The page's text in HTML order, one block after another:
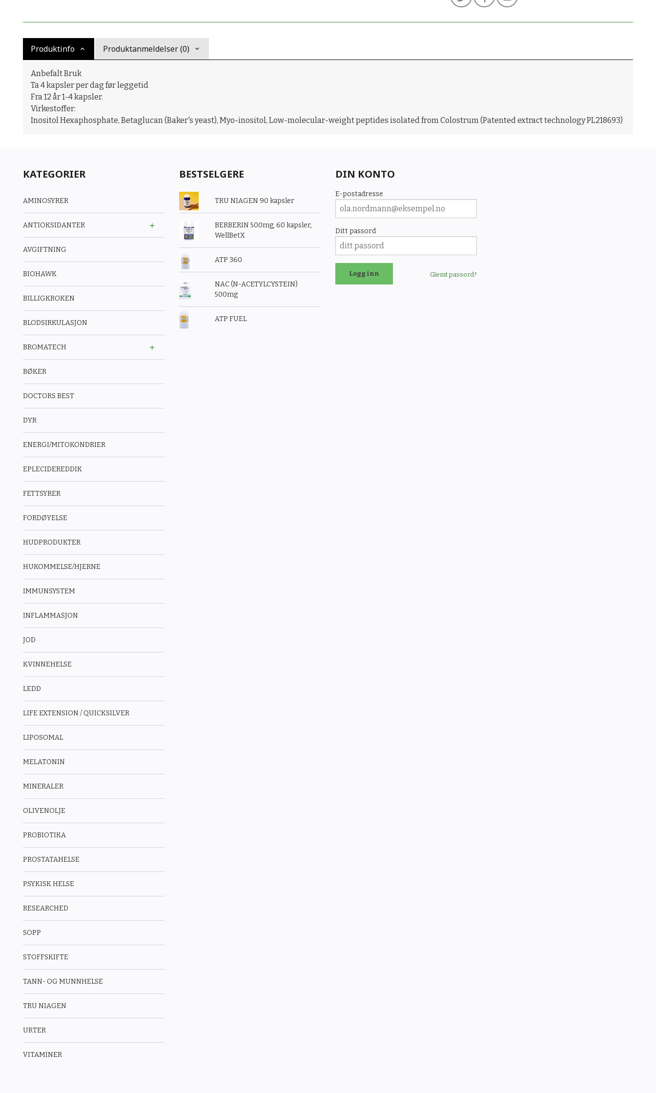
Produktinfo Produktanmeldelser (0)
Anbefalt Bruk
Ta 4 kapsler per dag før leggetid
Fra 12 år 1-4 kapsler.
Virkestoffer:
Inositol Hexaphosphate, Betaglucan (Baker's yeast), Myo-inositol, Low-molecular-weight peptides isolated from Colostrum (Patented extract technology PL218693)
KATEGORIER
AMINOSYRER
ANTIOKSIDANTER
AVGIFTNING
BIOHAWK
BILLIGKROKEN
BLODSIRKULASJON
BROMATECH
BØKER
DOCTORS BEST
DYR
ENERGI/MITOKONDRIER
EPLECIDEREDDIK
FETTSYRER
FORDØYELSE
HUDPRODUKTER
HUKOMMELSE/HJERNE
IMMUNSYSTEM
INFLAMMASJON
JOD
KVINNEHELSE
LEDD
LIFE EXTENSION / QUICKSILVER
LIPOSOMAL
MELATONIN
MINERALER
OLIVENOLJE
PROBIOTIKA
PROSTATAHELSE
PSYKISK HELSE
RESEARCHED
SOPP
STOFFSKIFTE
TANN- OG MUNNHELSE
TRU NIAGEN
URTER
VITAMINER
BESTSELGERE
TRU NIAGEN 90 kapsler
BERBERIN 500mg, 60 kapsler,
WellBetX
ATP 360
NAC (N-ACETYLCYSTEIN)
500mg
ATP FUEL
DIN KONTO
E-postadresse
Ditt passord
Glemt passord?